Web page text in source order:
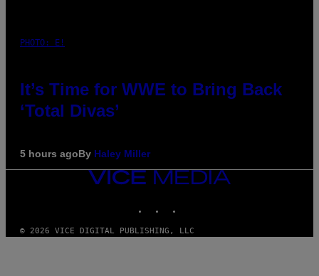
PHOTO: E!
It’s Time for WWE to Bring Back
‘Total Divas’
5 hours agoBy Haley Miller
VICE
MEDIA
© 2026 VICE DIGITAL PUBLISHING, LLC